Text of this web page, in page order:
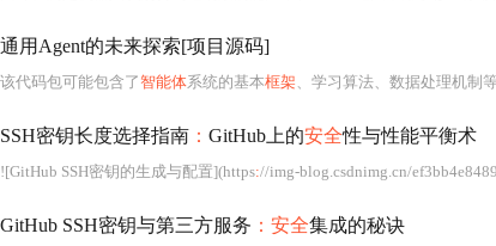
通用Agent的未来探索[项目源码]
该代码包可能包含了智能体系统的基本框架、学习算法、数据处理机制
SSH密钥长度选择指南 ： GitHub上的安全性与性能平衡术
![GitHub SSH密钥的生成与配置](https://img-blog.csdnimg.cn/
GitHub SSH密钥与第三方服务 ：安全集成的秘诀